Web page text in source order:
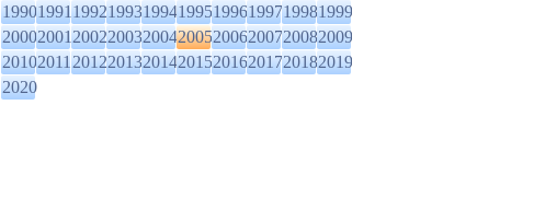
1990199119921993199419951996199719981999
2000200120022003200420052006200720082009
2010201120122013201420152016201720182019
2020